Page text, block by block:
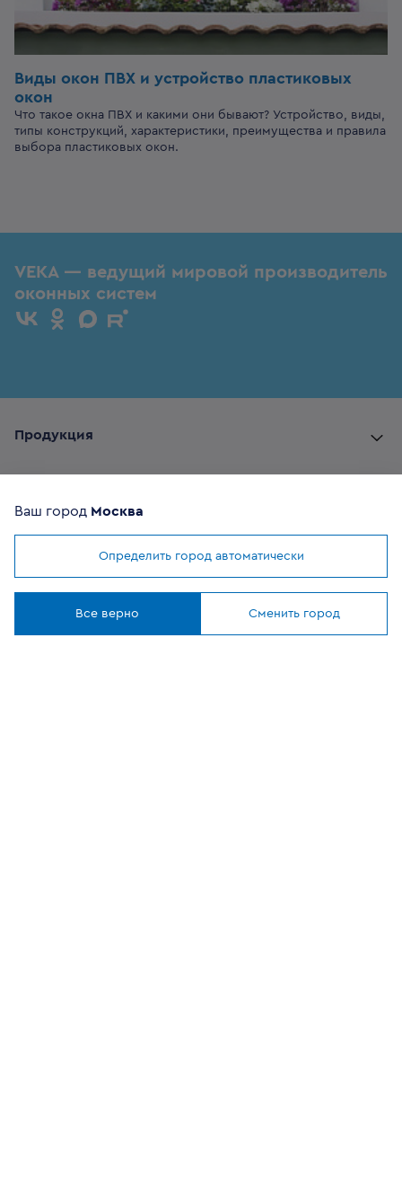
Виды окон ПВХ и устройство пластиковых
окон
Что такое окна ПВХ и какими они бывают? Устройство, виды,
типы конструкций, характеристики, преимущества и правила
выбора пластиковых окон.
Мы используем cookies
VEKA — ведущий мировой производитель
оконных систем
Продукция
Где купить
Ваш город Москва
Определить город автоматически
Все верно Сменить город